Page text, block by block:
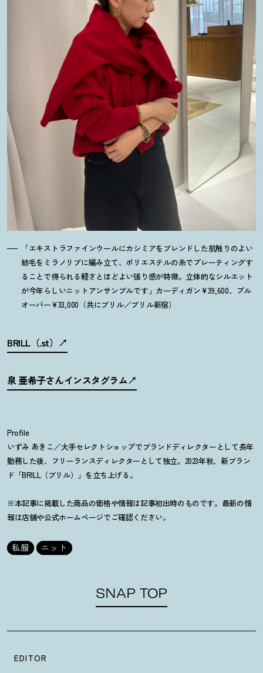
「エキストラファインウールにカシミアをブレンドした肌触りのよい
紡毛をミラノリブに編み立て、ポリエステルの糸でプレーティングす
ることで得られる軽さとほどよい張り感が特徴。立体的なシルエット
が今年らしいニットアンサンブルです」カーディガン¥39,600、プル
オーバー¥33,000（共にブリル／ブリル新宿）
BRILL（.st）
泉 亜希子さんインスタグラム
Profile
いずみ あきこ／大手セレクトショップでブランドディレクターとして長年
勤務した後、フリーランスディレクターとして独立。2023年秋、新ブラン
ド「BRILL（ブリル）」を立ち上げる。
※本記事に掲載した商品の価格や情報は記事初出時のものです。最新の情
報は店舗や公式ホームページでご確認ください。
私服 ニット
SNAP TOP
EDITOR